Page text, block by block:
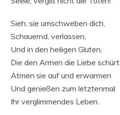
Sieh, sie umschweben dich,
Schauernd, verlassen,
Und in den heiligen Gluten,
Die den Armen die Liebe schürt,
Atmen sie auf und erwarmen
Und genießen zum letztenmal
Ihr verglimmendes Leben.